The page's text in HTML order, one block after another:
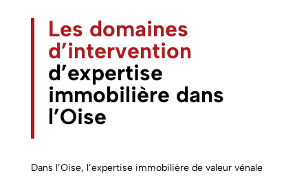
Les domaines
d’intervention
d’expertise
immobilière dans
l’Oise
Dans l’Oise, l’expertise immobilière de valeur vénale